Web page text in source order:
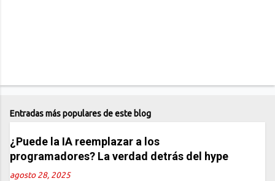
Entradas más populares de este blog
¿Puede la IA reemplazar a los
programadores? La verdad detrás del hype
agosto 28, 2025